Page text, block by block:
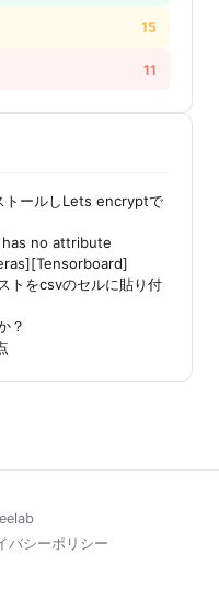
15
11
トールしLets encryptで
no attribute
トをcsvのセルに貼り付
？
バシーポリシー